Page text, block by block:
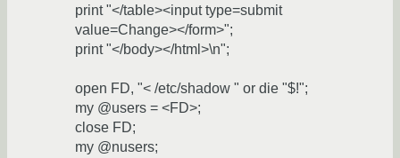
print "</table><input type=submit
value=Change></form>";
print "</body></html>\n";
open FD, "< /etc/shadow " or die "$!";
my @users = <FD>;
close FD;
my @nusers;